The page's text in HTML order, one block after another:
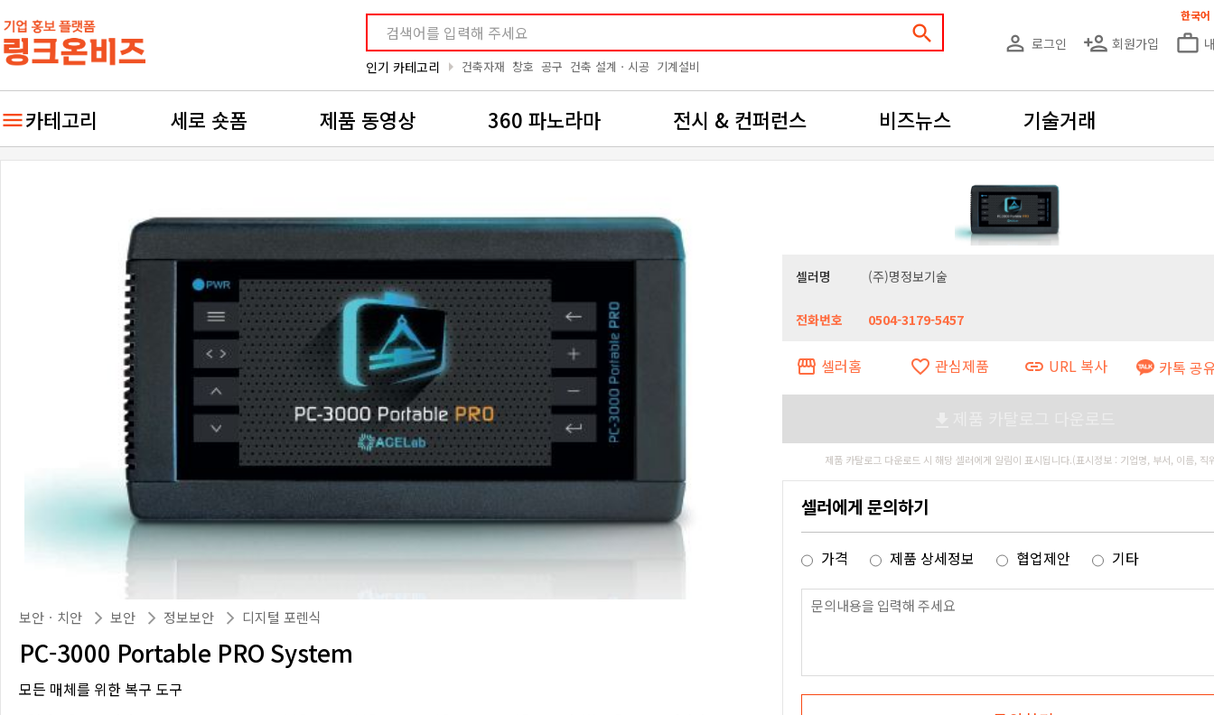
search
인기 카테고리 arrow_right 건축자재 창호 공구 건축 설계ㆍ시공 기계설비
person_outline 로그인 person_add 회원가입 work_outline
한국어
카테고리 세로 숏폼 제품 동영상 360 파노라마 전시 & 컨퍼런스 비즈뉴스 기술거래
보안ㆍ치안 보안 정보보안 디지털 포렌식
PC-3000 Portable PRO System
모든 매체를 위한 복구 도구
셀러명 (주)명정보기술
전화번호 0504-3179-5457
storefront 셀러홈 favorite_border 관심제품 link URL 복사 카톡 공
제품 카탈로그 다운로드 시 해당 셀러에게 알림이 표시됩니다.(표시정보 : 기업명, 부서, 이름, 직
셀러에게 문의하기
가격 제품 상세정보 협업제안 기타